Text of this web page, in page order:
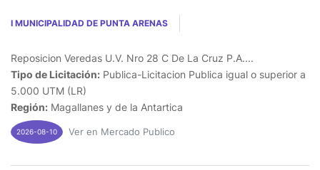
I MUNICIPALIDAD DE PUNTA ARENAS
Reposicion Veredas U.V. Nro 28 C De La Cruz P.A....
Tipo de Licitación: Publica-Licitacion Publica igual o superior a
5.000 UTM (LR)
Región: Magallanes y de la Antartica
2026-08-10 Ver en Mercado Publico